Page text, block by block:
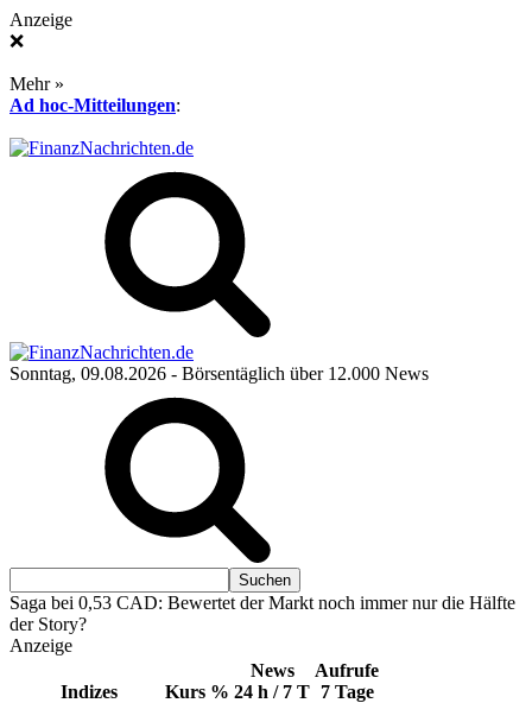
Anzeige
❌
Mehr »
Ad hoc-Mitteilungen:
Sonntag, 09.08.2026 - Börsentäglich über 12.000 News
Saga bei 0,53 CAD: Bewertet der Markt noch immer nur die Hälfte
der Story?
Anzeige
Indizes Kurs %
News
24 h / 7 T
Aufrufe
7 Tage